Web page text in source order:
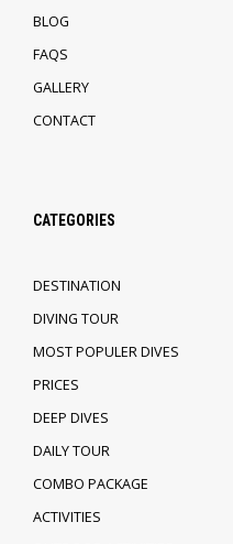
BLOG
FAQS
GALLERY
CONTACT
CATEGORIES
DESTINATION
DIVING TOUR
MOST POPULER DIVES
PRICES
DEEP DIVES
DAILY TOUR
COMBO PACKAGE
ACTIVITIES